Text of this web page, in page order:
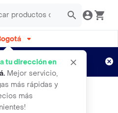
tu dirección en
. Mejor servicio,
más rápidas y
más
semanas
Aplican TyC